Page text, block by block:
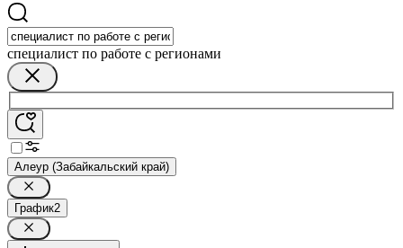
специалист по работе с регионами
Алеур (Забайкальский край)
График2